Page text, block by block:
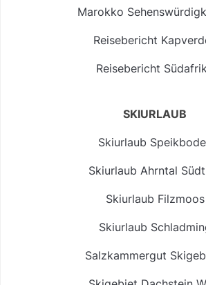
Marokko
Reisebericht
Reisebericht
SKIURLAUB
Skiurlaub
Skiurlaub Ahrntal
Skiurlaub Filzmoos
Skiurlaub
Salzkammergut